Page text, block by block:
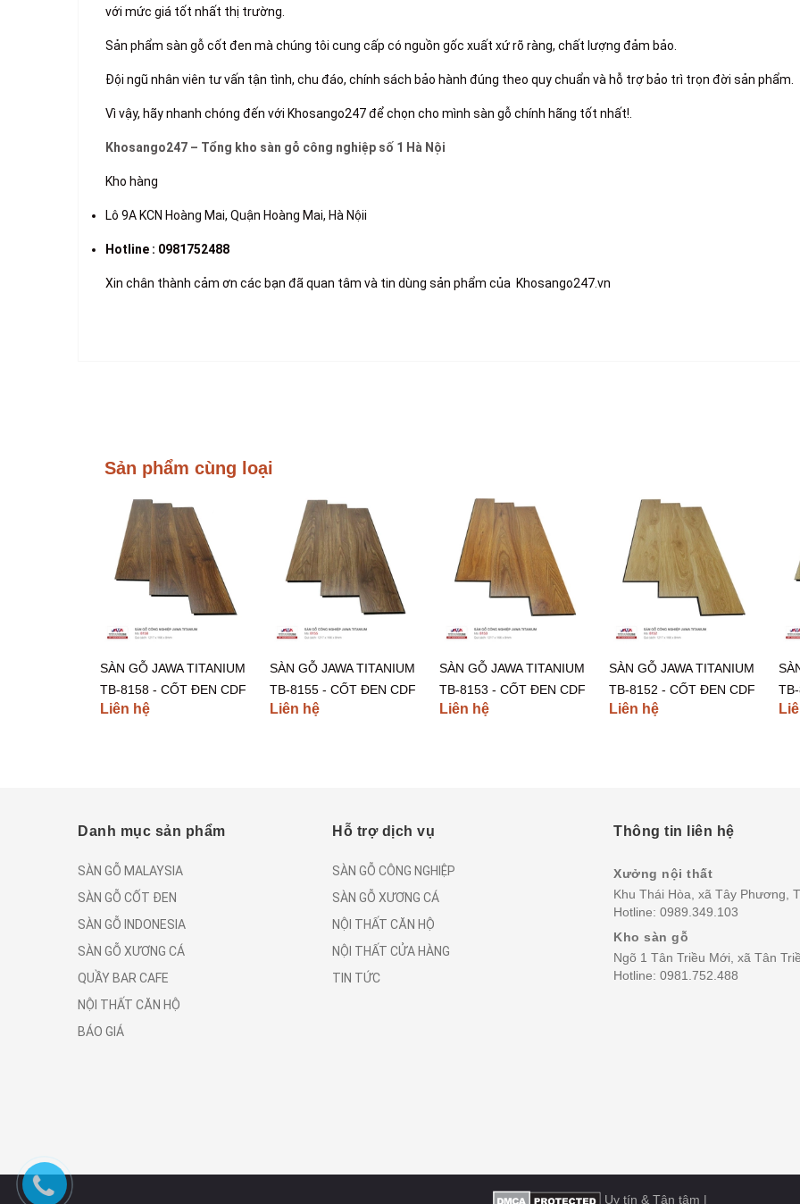
với mức giá tốt nhất thị trường.
Sản phẩm sàn gỗ cốt đen mà chúng tôi cung cấp có nguồn gốc xuất xứ rõ ràng, chất lượng đảm bảo.
Đội ngũ nhân viên tư vấn tận tình, chu đáo, chính sách bảo hành đúng theo quy chuẩn và hỗ trợ bảo trì trọn đời sản phẩm.
Vì vậy, hãy nhanh chóng đến với Khosango247 để chọn cho mình sàn gỗ chính hãng tốt nhất!.
Khosango247 – Tổng kho sàn gỗ công nghiệp số 1 Hà Nội
Kho hàng
Lô 9A KCN Hoàng Mai, Quận Hoàng Mai, Hà Nộii
Hotline : 0981752488
Xin chân thành cảm ơn các bạn đã quan tâm và tin dùng sản phẩm của Khosango247.vn
Sản phẩm cùng loại
SÀN GỖ JAWA TITANIUM
TB-8158 - CỐT ĐEN CDF
INDONESIA
Liên hệ
SÀN GỖ JAWA TITANIUM
TB-8155 - CỐT ĐEN CDF
INDONESIA
Liên hệ
SÀN GỖ JAWA TITANIUM
TB-8153 - CỐT ĐEN CDF
INDONESIA
Liên hệ
SÀN GỖ JAWA TITANIUM
TB-8152 - CỐT ĐEN CDF
INDONESIA
Liên hệ
Danh mục sản phẩm
SÀN GỖ MALAYSIA
SÀN GỖ CỐT ĐEN
SÀN GỖ INDONESIA
SÀN GỖ XƯƠNG CÁ
QUẦY BAR CAFE
NỘI THẤT CĂN HỘ
BÁO GIÁ
Hỗ trợ dịch vụ
SÀN GỖ CÔNG NGHIỆP
SÀN GỖ XƯƠNG CÁ
NỘI THẤT CĂN HỘ
NỘI THẤT CỬA HÀNG
TIN TỨC
Thông tin liên hệ
Xưởng nội thất
Khu Thái Hòa, xã Tây Phương,
Hotline: 0989.349.103
Kho sàn gỗ
Ngõ 1 Tân Triều Mới, xã Tân
Hotline: 0981.752.488
Uy tín & Tận tâm |